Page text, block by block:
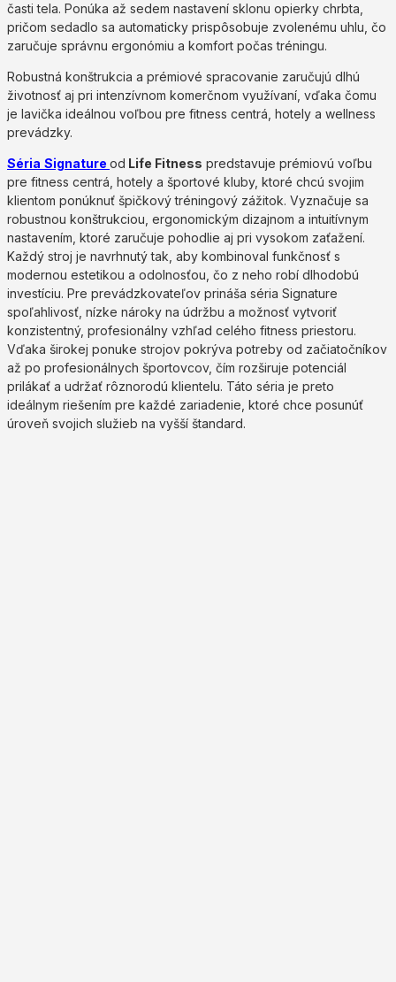
časti tela. Ponúka až sedem nastavení sklonu opierky chrbta,
pričom sedadlo sa automaticky prispôsobuje zvolenému uhlu, čo
zaručuje správnu ergonómiu a komfort počas tréningu.
Robustná konštrukcia a prémiové spracovanie zaručujú dlhú
životnosť aj pri intenzívnom komerčnom využívaní, vďaka čomu
je lavička ideálnou voľbou pre fitness centrá, hotely a wellness
prevádzky.
Séria Signature od Life Fitness predstavuje prémiovú voľbu
pre fitness centrá, hotely a športové kluby, ktoré chcú svojim
klientom ponúknuť špičkový tréningový zážitok. Vyznačuje sa
robustnou konštrukciou, ergonomickým dizajnom a intuitívnym
nastavením, ktoré zaručuje pohodlie aj pri vysokom zaťažení.
Každý stroj je navrhnutý tak, aby kombinoval funkčnosť s
modernou estetikou a odolnosťou, čo z neho robí dlhodobú
investíciu. Pre prevádzkovateľov prináša séria Signature
spoľahlivosť, nízke nároky na údržbu a možnosť vytvoriť
konzistentný, profesionálny vzhľad celého fitness priestoru.
Vďaka širokej ponuke strojov pokrýva potreby od začiatočníkov
až po profesionálnych športovcov, čím rozširuje potenciál
prilákať a udržať rôznorodú klientelu. Táto séria je preto
ideálnym riešením pre každé zariadenie, ktoré chce posunúť
úroveň svojich služieb na vyšší štandard.